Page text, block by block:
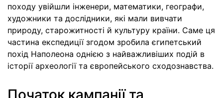
походу увійшли інженери, математики, географи,
художники та дослідники, які мали вивчати
природу, старожитності й культуру країни. Саме ця
частина експедиції згодом зробила єгипетський
похід Наполеона однією з найважливіших подій в
історії археології та європейського сходознавства.
Початок кампанії та